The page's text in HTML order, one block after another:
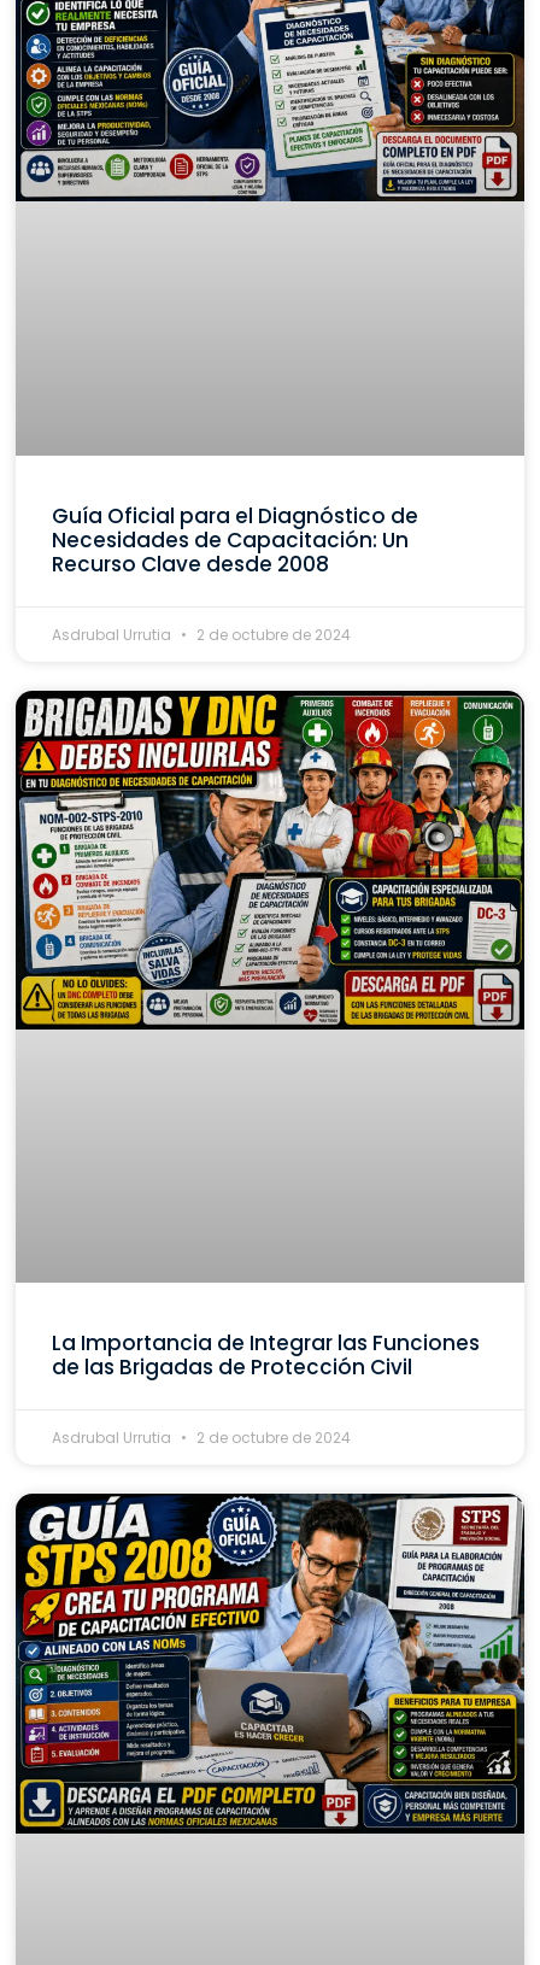
Guía Oficial para el Diagnóstico de
Necesidades de Capacitación: Un
Recurso Clave desde 2008
Asdrubal Urrutia 2 de octubre de 2024
La Importancia de Integrar las Funciones
de las Brigadas de Protección Civil
Asdrubal Urrutia 2 de octubre de 2024